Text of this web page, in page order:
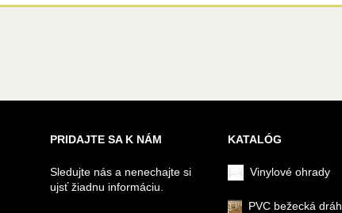
PRIDAJTE SA K NÁM
Sledujte nás a nenechajte si
ujsť žiadnu informáciu.
KATALÓG
Vinylové ohrady
PVC bežecká